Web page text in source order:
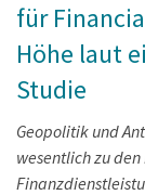
für
Höhe laut
Studie
Geopolitik und
wesentlich zu den